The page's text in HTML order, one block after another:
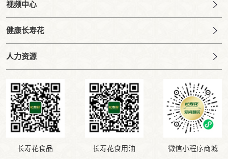
视频中心
健康长寿花
人力资源
长寿花食品 长寿花食用油 微信小程序商城